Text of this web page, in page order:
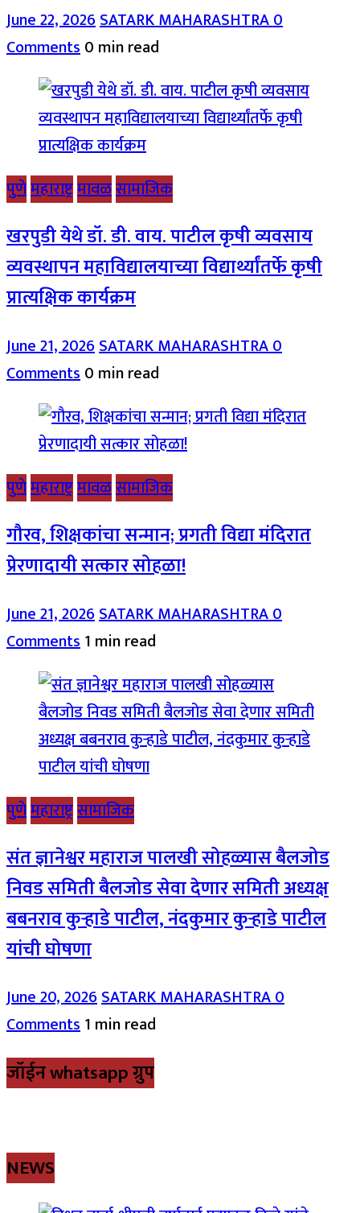
June 22, 2026SATARK MAHARASHTRA0
Comments0 min read
पुणेमहाराष्ट्रमावळसामाजिक
खरपुडी येथे डॉ. डी. वाय. पाटील कृषी व्यवसाय
व्यवस्थापन महाविद्यालयाच्या विद्यार्थ्यांतर्फे कृषी
प्रात्यक्षिक कार्यक्रम
June 21, 2026SATARK MAHARASHTRA0
Comments0 min read
पुणेमहाराष्ट्रमावळसामाजिक
गौरव, शिक्षकांचा सन्मान; प्रगती विद्या मंदिरात
प्रेरणादायी सत्कार सोहळा!
June 21, 2026SATARK MAHARASHTRA0
Comments1 min read
पुणेमहाराष्ट्रसामाजिक
संत ज्ञानेश्वर महाराज पालखी सोहळ्यास बैलजोड
निवड समिती बैलजोड सेवा देणार समिती अध्यक्ष
बबनराव कुऱ्हाडे पाटील, नंदकुमार कुऱ्हाडे पाटील
यांची घोषणा
June 20, 2026SATARK MAHARASHTRA0
Comments1 min read
जॉईन whatsapp ग्रुप
NEWS